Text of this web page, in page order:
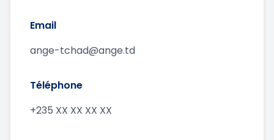
Email
ange-tchad@ange.td
Téléphone
+235 XX XX XX XX